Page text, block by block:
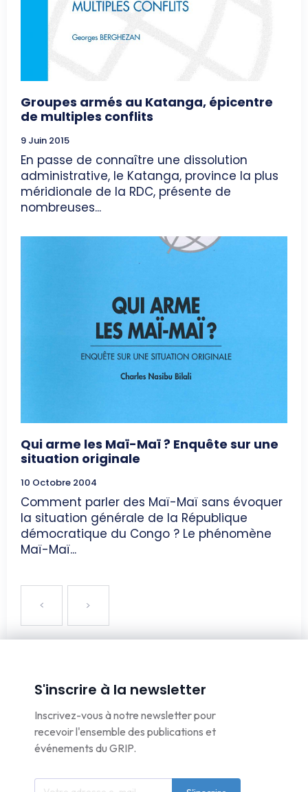
Groupes armés au Katanga, épicentre
de multiples conflits
9 Juin 2015
En passe de connaître une dissolution
administrative, le Katanga, province la plus
méridionale de la RDC, présente de
nombreuses...
Qui arme les Maï-Maï ? Enquête sur une
situation originale
10 Octobre 2004
Comment parler des Maï-Maï sans évoquer
la situation générale de la République
démocratique du Congo ? Le phénomène
Maï-Maï...
S'inscrire à la newsletter
Inscrivez-vous à notre newsletter pour
recevoir l'ensemble des publications et
événements du GRIP.